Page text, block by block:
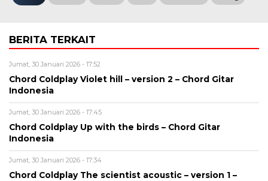
BERITA TERKAIT
Jumat, 30 Januari 2026 - 17:52
Chord Coldplay Violet hill – version 2 – Chord Gitar
Indonesia
Jumat, 30 Januari 2026 - 17:45
Chord Coldplay Up with the birds – Chord Gitar
Indonesia
Jumat, 30 Januari 2026 - 17:34
Chord Coldplay The scientist acoustic – version 1 –